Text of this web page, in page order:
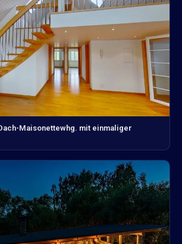
Maisonettewhg. mit einmaliger